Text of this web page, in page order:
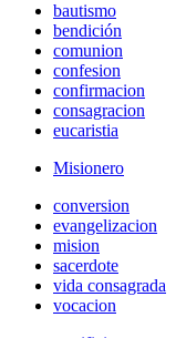
bautismo
bendición
comunion
confesion
confirmacion
consagracion
eucaristia
Misionero
conversion
evangelizacion
mision
sacerdote
vida consagrada
vocacion